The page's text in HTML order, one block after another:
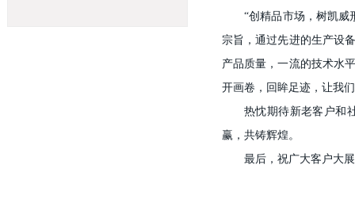
“创精品市场，树凯威
宗旨，通过先进的生产设
产品质量，一流的技术水
开画卷，回眸足迹，让我
热忱期待新老客户和
赢，共铸辉煌。
最后，祝广大客户大